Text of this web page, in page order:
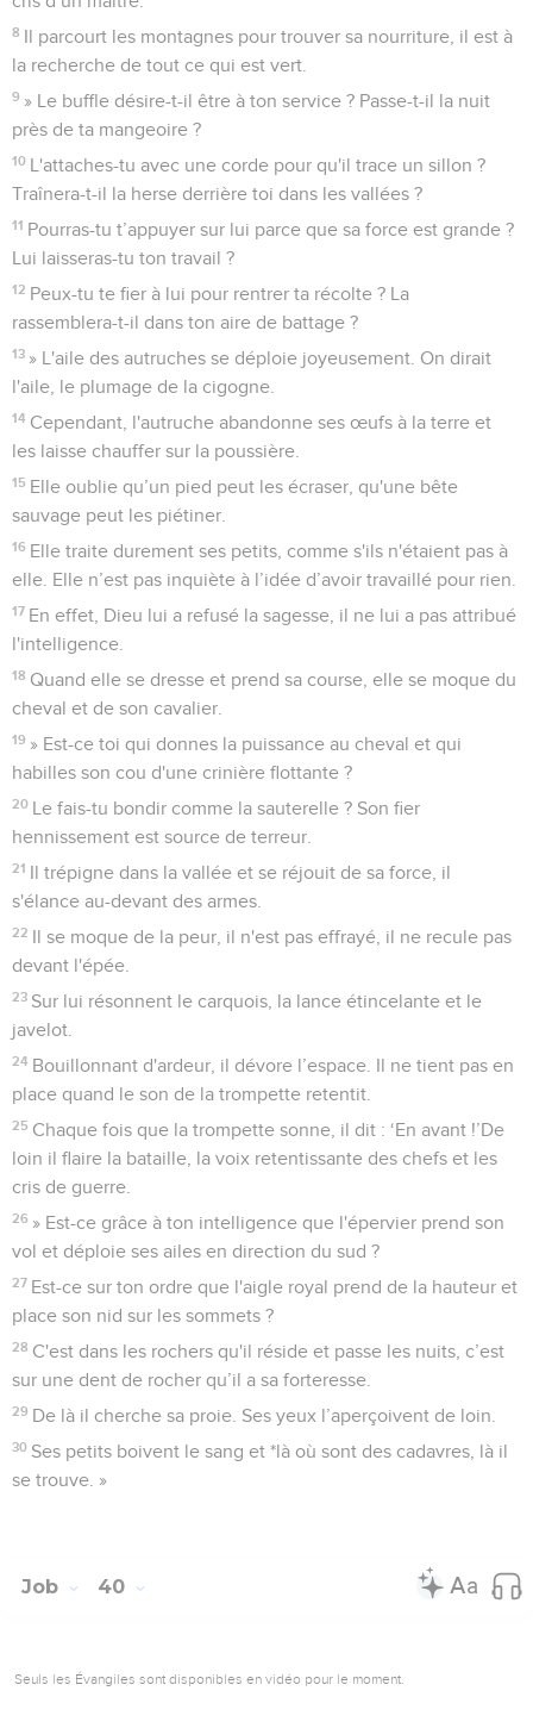
8 Il parcourt les montagnes pour trouver sa nourriture, il est à
la recherche de tout ce qui est vert.
9 » Le buffle désire-t-il être à ton service ? Passe-t-il la nuit
près de ta mangeoire ?
10 L'attaches-tu avec une corde pour qu'il trace un sillon ?
Traînera-t-il la herse derrière toi dans les vallées ?
11 Pourras-tu t’appuyer sur lui parce que sa force est grande ?
Lui laisseras-tu ton travail ?
12 Peux-tu te fier à lui pour rentrer ta récolte ? La
rassemblera-t-il dans ton aire de battage ?
13 » L'aile des autruches se déploie joyeusement. On dirait
l'aile, le plumage de la cigogne.
14 Cependant, l'autruche abandonne ses œufs à la terre et
les laisse chauffer sur la poussière.
15 Elle oublie qu’un pied peut les écraser, qu'une bête
sauvage peut les piétiner.
16 Elle traite durement ses petits, comme s'ils n'étaient pas à
elle. Elle n’est pas inquiète à l’idée d’avoir travaillé pour rien.
17 En effet, Dieu lui a refusé la sagesse, il ne lui a pas attribué
l'intelligence.
18 Quand elle se dresse et prend sa course, elle se moque du
cheval et de son cavalier.
19 » Est-ce toi qui donnes la puissance au cheval et qui
habilles son cou d'une crinière flottante ?
20 Le fais-tu bondir comme la sauterelle ? Son fier
hennissement est source de terreur.
21 Il trépigne dans la vallée et se réjouit de sa force, il
s'élance au-devant des armes.
22 Il se moque de la peur, il n'est pas effrayé, il ne recule pas
devant l'épée.
23 Sur lui résonnent le carquois, la lance étincelante et le
javelot.
24 Bouillonnant d'ardeur, il dévore l’espace. Il ne tient pas en
place quand le son de la trompette retentit.
25 Chaque fois que la trompette sonne, il dit : ‘En avant !’De
loin il flaire la bataille, la voix retentissante des chefs et les
cris de guerre.
26 » Est-ce grâce à ton intelligence que l'épervier prend son
vol et déploie ses ailes en direction du sud ?
27 Est-ce sur ton ordre que l'aigle royal prend de la hauteur et
place son nid sur les sommets ?
28 C'est dans les rochers qu'il réside et passe les nuits, c’est
sur une dent de rocher qu’il a sa forteresse.
29 De là il cherche sa proie. Ses yeux l’aperçoivent de loin.
30 Ses petits boivent le sang et *là où sont des cadavres, là il
se trouve. »
Job 40
Seuls les Évangiles sont disponibles en vidéo pour le moment.